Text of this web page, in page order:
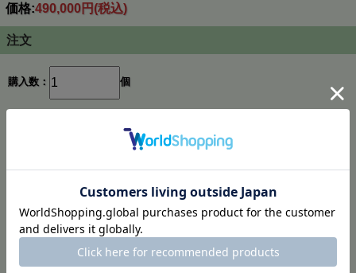
価格:490,000円 (税込)
注文
購入数： 個